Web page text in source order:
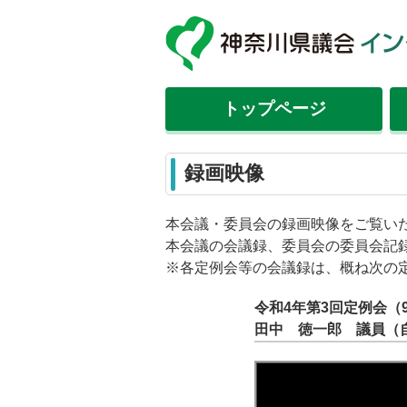
トップページ
録画映像
本会議・委員会の録画映像をご覧い
本会議の会議録、委員会の委員会記
※各定例会等の会議録は、概ね次の
令和4年第3回定例会
田中 徳一郎 議員（